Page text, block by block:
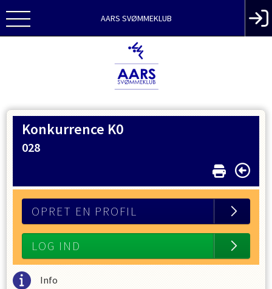
AARS SVØMMEKLUB
Konkurrence K0
028
OPRET EN PROFIL
LOG IND
Info